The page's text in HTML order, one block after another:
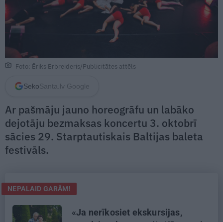
Foto: Ēriks Erbreideris/Publicitātes attēls
Seko Santa.lv Google
Ar pašmāju jauno horeogrāfu un labāko
dejotāju bezmaksas koncertu 3. oktobrī
sācies 29. Starptautiskais Baltijas baleta
festivāls.
NEPALAID GARĀM!
«Ja nerīkosiet ekskursijas,